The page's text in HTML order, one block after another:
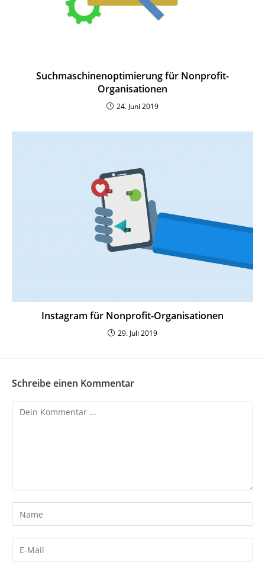
Such­ma­schi­nen­op­ti­mierung für Nonprofit-
Organisationen
24. Juni 2019
Instagram für Nonprofit-Organisationen
29. Juli 2019
Schreibe einen Kommentar
Kommentieren
Gib
deinen
Namen
oder
Gib
deine